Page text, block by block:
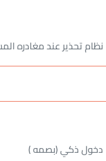
نظام تحذير عند مغادره
دخول ذكي (بصمه )